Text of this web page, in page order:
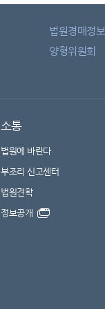
법원경매정보
양형위원회
소통
법원에 바란다
부조리 신고센터
법원견학
정보공개